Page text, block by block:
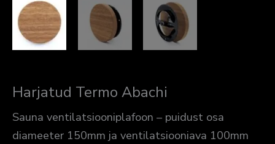
Harjatud Termo Abachi
Sauna ventilatsiooniplafoon – puidust osa
diameeter 150mm ja ventilatsiooniava 100mm